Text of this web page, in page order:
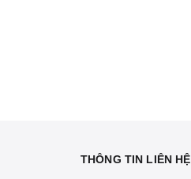
THÔNG TIN LIÊN HỆ